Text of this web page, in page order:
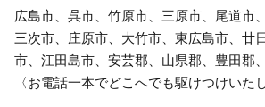
広島市、呉市、竹原市、三原市、尾道市
三次市、庄原市、大竹市、東広島市、廿
市、江田島市、安芸郡、山県郡、豊田郡
〈お電話一本でどこへでも駆けつけいた